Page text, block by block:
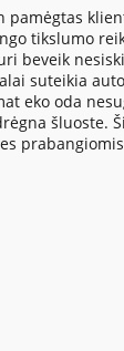
pamėgtas
tikslumo
beveik
suteikia
eko oda
šluoste.